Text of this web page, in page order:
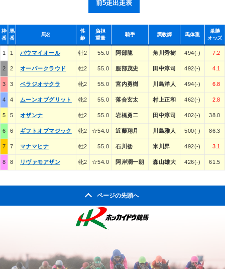
前5走出走表
枠
番
馬
番
馬名
性
齢
負担
重量
騎手 調教師 馬体重
単勝
オッズ
1 1 バウマイオール 牡2 55.0 阿部龍 角川秀樹 494(-) 7.2
2 2 オーバークラウド 牡2 55.0 服部茂史 田中淳司 492(-) 4.1
3 3 ベラジオサクラ 牝2 55.0 宮内勇樹 川島洋人 494(-) 6.8
4 4 ムーンオブグリット 牝2 55.0 落合玄太 村上正和 462(-) 2.8
5 5 オザンナ 牡2 55.0 岩橋勇二 田中淳司 402(-) 38.0
6 6 ギフトオブマジック 牝2 ☆54.0 近藤翔月 川島雅人 500(-) 86.3
7 7 マナマヒナ 牡2 55.0 石川倭 米川昇 492(-) 3.1
8 8 リヴァモアザン 牝2 ☆54.0 阿岸潤一朗 森山雄大 426(-) 61.5
ページの先頭へ